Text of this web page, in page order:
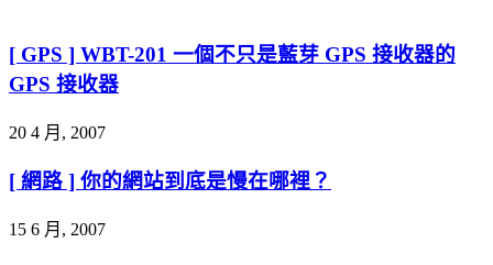
[ GPS ] WBT-201 一個不只是藍芽 GPS 接收器的
GPS 接收器
20 4 月, 2007
[ 網路 ] 你的網站到底是慢在哪裡？
15 6 月, 2007